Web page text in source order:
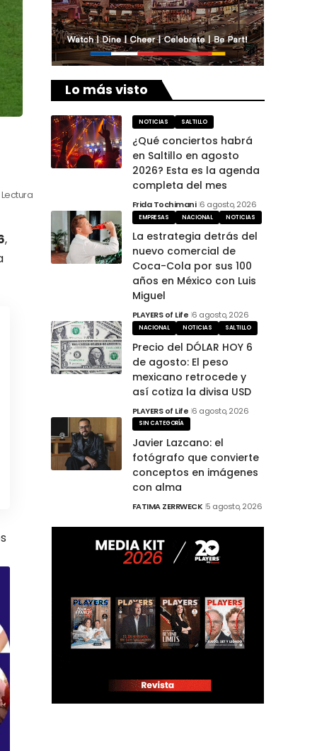
Lectura
,
Lo más visto
NOTICIAS SALTILLO
¿Qué conciertos habrá
en Saltillo en agosto
2026? Esta es la agenda
completa del mes
Frida Tochimani 6 agosto, 2026
EMPRESAS NACIONAL NOTICIAS
La estrategia detrás del
nuevo comercial de
Coca-Cola por sus 100
años en México con Luis
Miguel
PLAYERS of Life 6 agosto, 2026
NACIONAL NOTICIAS SALTILLO
Precio del DÓLAR HOY 6
de agosto: El peso
mexicano retrocede y
así cotiza la divisa USD
PLAYERS of Life 6 agosto, 2026
SIN CATEGORÍA
Javier Lazcano: el
fotógrafo que convierte
conceptos en imágenes
con alma
FATIMA ZERRWECK 5 agosto, 2026